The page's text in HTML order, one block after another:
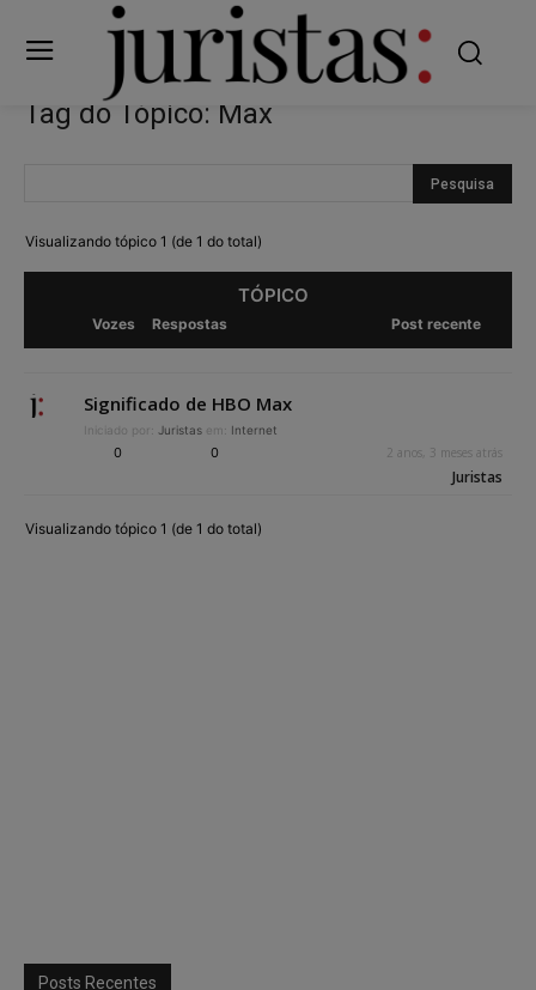
Tag do Tópico: Max
Visualizando tópico 1 (de 1 do total)
TÓPICO
Vozes Respostas Post recente
Significado de HBO Max
Iniciado por: Juristas em: Internet
0 0 2 anos, 3 meses atrás
Juristas
Visualizando tópico 1 (de 1 do total)
Posts Recentes